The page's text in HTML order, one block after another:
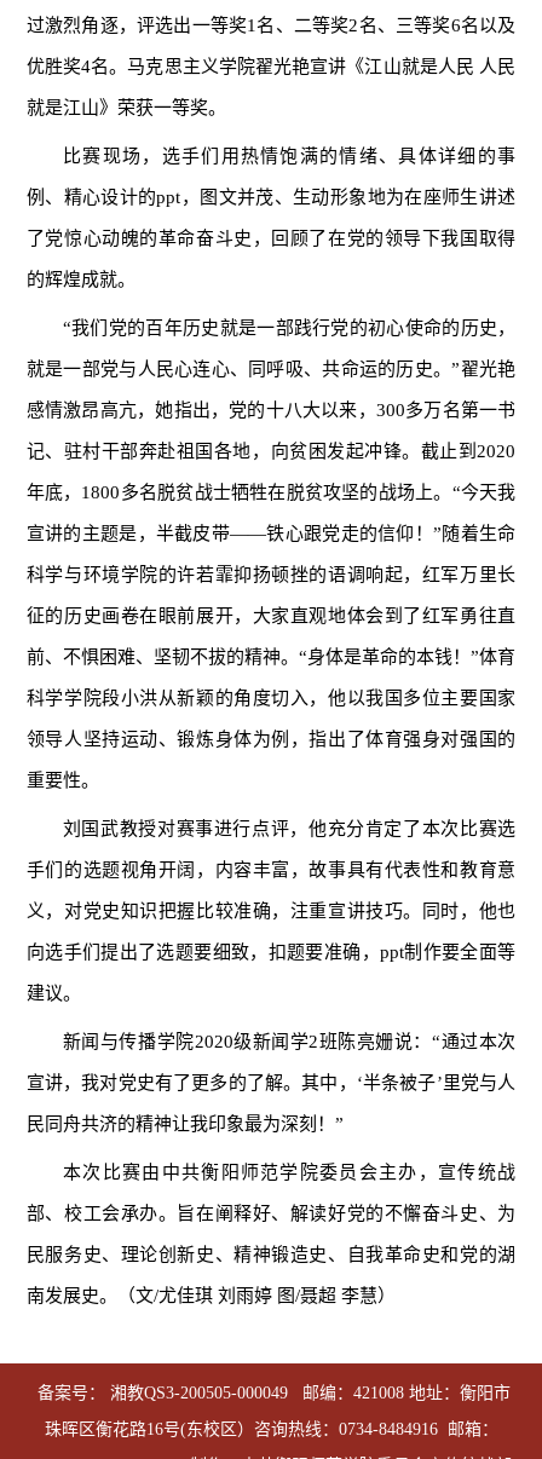
过激烈角逐，评选出一等奖1名、二等奖2名、三等奖6名以及
优胜奖4名。马克思主义学院翟光艳宣讲《江山就是人民 人民
就是江山》荣获一等奖。
比赛现场，选手们用热情饱满的情绪、具体详细的事
例、精心设计的ppt，图文并茂、生动形象地为在座师生讲述
了党惊心动魄的革命奋斗史，回顾了在党的领导下我国取得
的辉煌成就。
“我们党的百年历史就是一部践行党的初心使命的历史，
就是一部党与人民心连心、同呼吸、共命运的历史。”翟光艳
感情激昂高亢，她指出，党的十八大以来，300多万名第一书
记、驻村干部奔赴祖国各地，向贫困发起冲锋。截止到2020
年底，1800多名脱贫战士牺牲在脱贫攻坚的战场上。“今天我
宣讲的主题是，半截皮带——铁心跟党走的信仰！”随着生命
科学与环境学院的许若霏抑扬顿挫的语调响起，红军万里长
征的历史画卷在眼前展开，大家直观地体会到了红军勇往直
前、不惧困难、坚韧不拔的精神。“身体是革命的本钱！”体育
科学学院段小洪从新颖的角度切入，他以我国多位主要国家
领导人坚持运动、锻炼身体为例，指出了体育强身对强国的
重要性。
刘国武教授对赛事进行点评，他充分肯定了本次比赛选
手们的选题视角开阔，内容丰富，故事具有代表性和教育意
义，对党史知识把握比较准确，注重宣讲技巧。同时，他也
向选手们提出了选题要细致，扣题要准确，ppt制作要全面等
建议。
新闻与传播学院2020级新闻学2班陈亮姗说：“通过本次
宣讲，我对党史有了更多的了解。其中，‘半条被子’里党与人
民同舟共济的精神让我印象最为深刻！”
本次比赛由中共衡阳师范学院委员会主办，宣传统战
部、校工会承办。旨在阐释好、解读好党的不懈奋斗史、为
民服务史、理论创新史、精神锻造史、自我革命史和党的湖
南发展史。（文/尤佳琪 刘雨婷 图/聂超 李慧）
备案号： 湘教QS3-200505-000049 邮编：421008 地址：衡阳市
珠晖区衡花路16号(东校区）咨询热线：0734-8484916 邮箱：